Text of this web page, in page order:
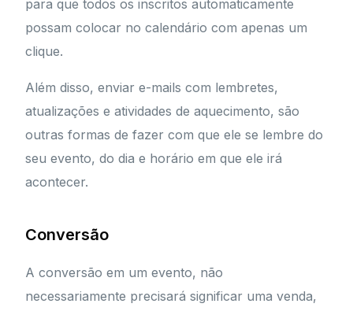
para que todos os inscritos automaticamente
possam colocar no calendário com apenas um
clique.
Além disso, enviar e-mails com lembretes,
atualizações e atividades de aquecimento, são
outras formas de fazer com que ele se lembre do
seu evento, do dia e horário em que ele irá
acontecer.
Conversão
A conversão em um evento, não
necessariamente precisará significar uma venda,